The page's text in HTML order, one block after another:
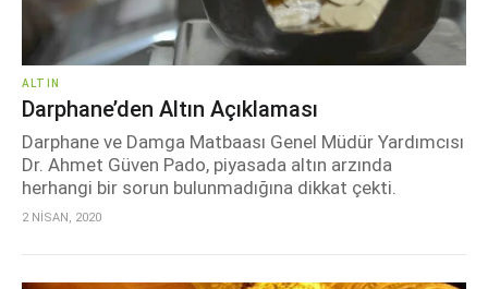
ALTIN
Darphane’den Altın Açıklaması
Darphane ve Damga Matbaası Genel Müdür Yardımcısı
Dr. Ahmet Güven Pado, piyasada altın arzında
herhangi bir sorun bulunmadığına dikkat çekti.
2 NİSAN, 2020